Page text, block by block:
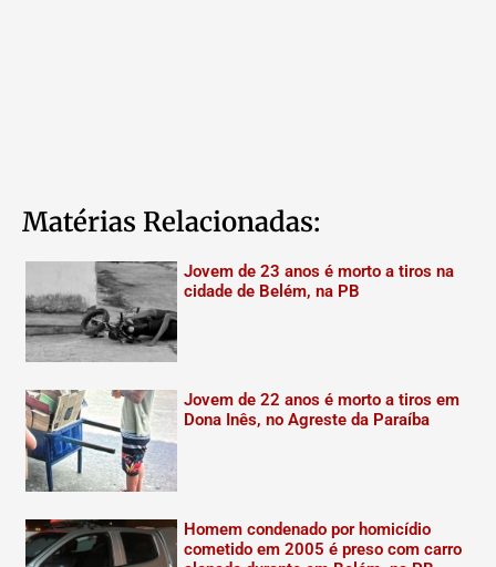
Matérias Relacionadas:
Jovem de 23 anos é morto a tiros na
cidade de Belém, na PB
Jovem de 22 anos é morto a tiros em
Dona Inês, no Agreste da Paraíba
Homem condenado por homicídio
cometido em 2005 é preso com carro